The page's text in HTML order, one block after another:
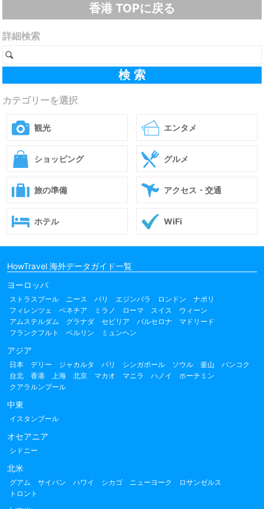
香港 TOPに戻る
詳細検索
カテゴリーを選択
観光 エンタメ
ショッピング グルメ
旅の準備 アクセス・交通
ホテル WiFi
HowTravel 海外データガイド一覧
ヨーロッパ
ストラスブール ニース パリ エジンバラ ロンドン
ナポリ
フィレンツェ
ベネチア ミラノ ローマ スイス
ウィーン
アムステルダム
グラナダ セビリア バルセロナ
マドリード
フランクフルト
ベルリン ミュンヘン
アジア
日本 デリー ジャカルタ バリ シンガポール ソウル 釜山
バンコク
台北
香港 上海 北京 マカオ マニラ ハノイ
ホーチミン
クアラルンプール
中東
イスタンブール
オセアニア
シドニー
北米
グアム サイパン ハワイ シカゴ ニューヨーク
ロサンゼルス
トロント